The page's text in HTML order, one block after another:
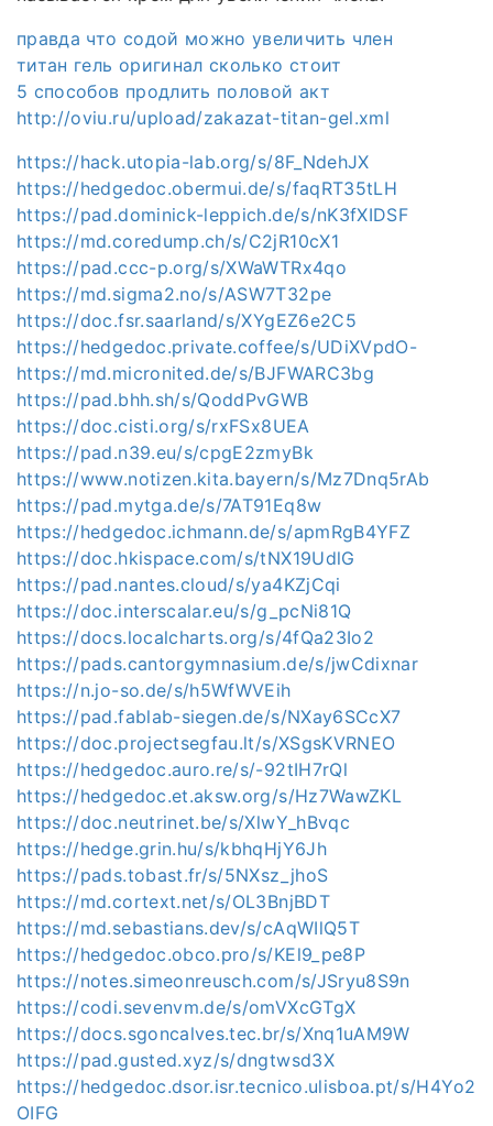
правда что содой можно увеличить член
титан гель оригинал сколько стоит
5 способов продлить половой акт
http://oviu.ru/upload/zakazat-titan-gel.xml
https://hack.utopia-lab.org/s/8F_NdehJX
https://hedgedoc.obermui.de/s/faqRT35tLH
https://pad.dominick-leppich.de/s/nK3fXIDSF
https://md.coredump.ch/s/C2jR10cX1
https://pad.ccc-p.org/s/XWaWTRx4qo
https://md.sigma2.no/s/ASW7T32pe
https://doc.fsr.saarland/s/XYgEZ6e2C5
https://hedgedoc.private.coffee/s/UDiXVpdO-
https://md.micronited.de/s/BJFWARC3bg
https://pad.bhh.sh/s/QoddPvGWB
https://doc.cisti.org/s/rxFSx8UEA
https://pad.n39.eu/s/cpgE2zmyBk
https://www.notizen.kita.bayern/s/Mz7Dnq5rAb
https://pad.mytga.de/s/7AT91Eq8w
https://hedgedoc.ichmann.de/s/apmRgB4YFZ
https://doc.hkispace.com/s/tNX19UdlG
https://pad.nantes.cloud/s/ya4KZjCqi
https://doc.interscalar.eu/s/g_pcNi81Q
https://docs.localcharts.org/s/4fQa23Io2
https://pads.cantorgymnasium.de/s/jwCdixnar
https://n.jo-so.de/s/h5WfWVEih
https://pad.fablab-siegen.de/s/NXay6SCcX7
https://doc.projectsegfau.lt/s/XSgsKVRNEO
https://hedgedoc.auro.re/s/-92tIH7rQl
https://hedgedoc.et.aksw.org/s/Hz7WawZKL
https://doc.neutrinet.be/s/XlwY_hBvqc
https://hedge.grin.hu/s/kbhqHjY6Jh
https://pads.tobast.fr/s/5NXsz_jhoS
https://md.cortext.net/s/OL3BnjBDT
https://md.sebastians.dev/s/cAqWIlQ5T
https://hedgedoc.obco.pro/s/KEl9_pe8P
https://notes.simeonreusch.com/s/JSryu8S9n
https://codi.sevenvm.de/s/omVXcGTgX
https://docs.sgoncalves.tec.br/s/Xnq1uAM9W
https://pad.gusted.xyz/s/dngtwsd3X
https://hedgedoc.dsor.isr.tecnico.ulisboa.pt/s/H4Yo2
OIFG